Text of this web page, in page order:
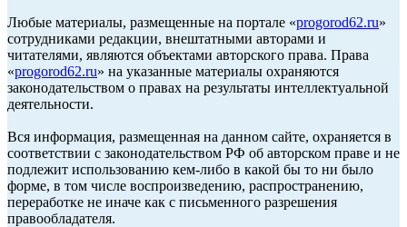
Любые материалы, размещенные на портале «progorod62.ru»
сотрудниками редакции, внештатными авторами и
читателями, являются объектами авторского права. Права
«progorod62.ru» на указанные материалы охраняются
законодательством о правах на результаты интеллектуальной
деятельности.
Вся информация, размещенная на данном сайте, охраняется в
соответствии с законодательством РФ об авторском праве и не
подлежит использованию кем-либо в какой бы то ни было
форме, в том числе воспроизведению, распространению,
переработке не иначе как с письменного разрешения
правообладателя.